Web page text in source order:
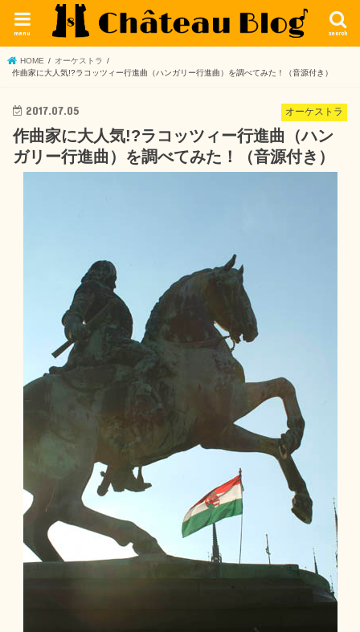
search
menu
HOME
オーケストラ
作曲家に大人気!?ラコッツィー行進曲（ハンガリー行進曲）を調べてみた！（音源付き）
オーケストラ
2017.07.05
作曲家に大人気!?ラコッツィー行進曲（ハン
ガリー行進曲）を調べてみた！（音源付き）